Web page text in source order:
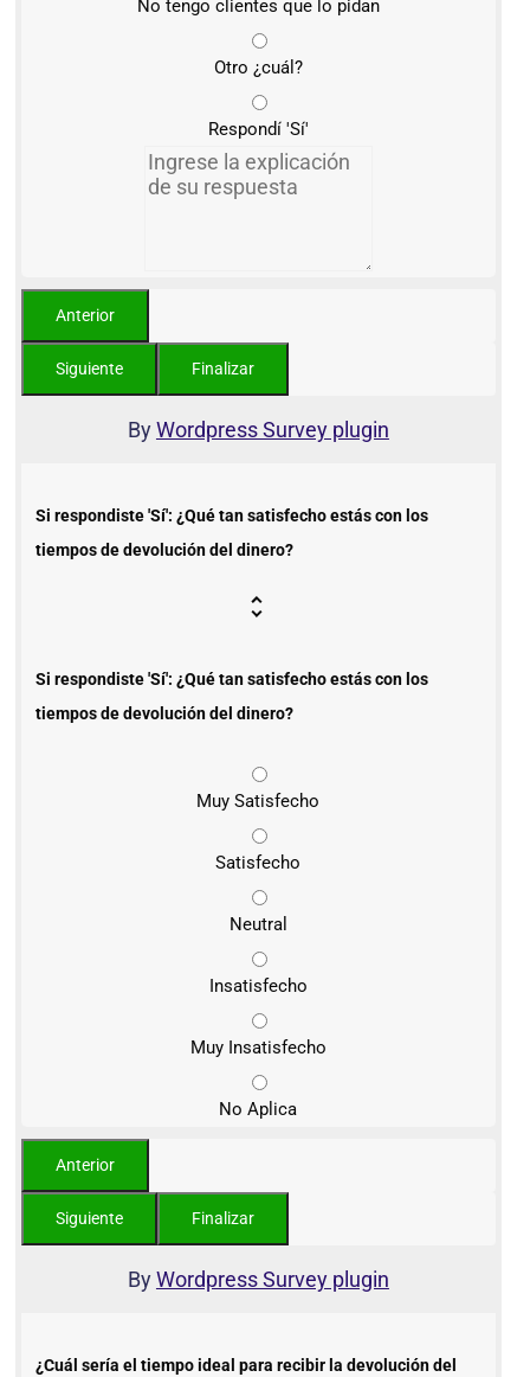
No tengo clientes que lo pidan
Otro ¿cuál?
Respondí 'Sí'
ByWordpress Survey plugin
Si respondiste 'Sí': ¿Qué tan satisfecho estás con los
tiempos de devolución del dinero?
Si respondiste 'Sí': ¿Qué tan satisfecho estás con los
tiempos de devolución del dinero?
Muy Satisfecho
Satisfecho
Neutral
Insatisfecho
Muy Insatisfecho
No Aplica
ByWordpress Survey plugin
¿Cuál sería el tiempo ideal para recibir la devolución del